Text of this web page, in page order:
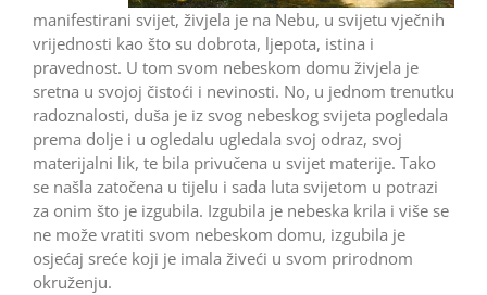
manifestirani svijet, živjela je na Nebu, u svijetu vječnih
vrijednosti kao što su dobrota, ljepota, istina i
pravednost. U tom svom nebeskom domu živjela je
sretna u svojoj čistoći i nevinosti. No, u jednom trenutku
radoznalosti, duša je iz svog nebeskog svijeta pogledala
prema dolje i u ogledalu ugledala svoj odraz, svoj
materijalni lik, te bila privučena u svijet materije. Tako
se našla zatočena u tijelu i sada luta svijetom u potrazi
za onim što je izgubila. Izgubila je nebeska krila i više se
ne može vratiti svom nebeskom domu, izgubila je
osjećaj sreće koji je imala živeći u svom prirodnom
okruženju.